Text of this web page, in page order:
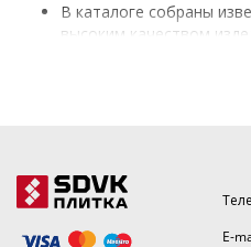
В каталоге собраны
высоким качеством
Испанская плитка -
E-